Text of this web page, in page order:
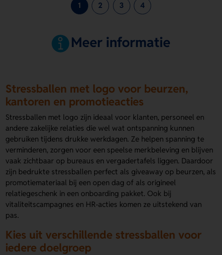
1 2 3 4
Meer informatie
Stressballen met logo voor beurzen,
kantoren en promotieacties
Stressballen met logo zijn ideaal voor klanten, personeel en
andere zakelijke relaties die wel wat ontspanning kunnen
gebruiken tijdens drukke werkdagen. Ze helpen spanning te
verminderen, zorgen voor een speelse merkbeleving en blijven
vaak zichtbaar op bureaus en vergadertafels liggen. Daardoor
zijn bedrukte stressballen perfect als giveaway op beurzen, als
promotiemateriaal bij een open dag of als origineel
relatiegeschenk in een onboarding pakket. Ook bij
vitaliteitscampagnes en HR-acties komen ze uitstekend van
pas.
Kies uit verschillende stressballen voor
iedere doelgroep